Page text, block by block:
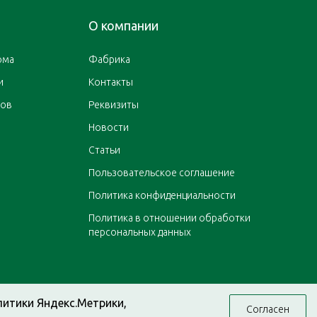
О компании
Фабрика
Контакты
Реквизиты
Новости
Статьи
Пользовательское соглашение
Политика конфиденциальности
Политика в отношении обработки
персональных данных
Яндекс.Метрики,
Согласен